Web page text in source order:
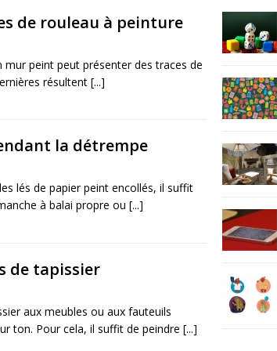
de rouleau à peinture
mur peint peut présenter des traces de
résultent [...]
la détrempe
lés de papier peint encollés, il suffit
à balai propre ou [...]
de tapissier
aux meubles ou aux fauteuils
ton. Pour cela, il suffit de peindre [...]